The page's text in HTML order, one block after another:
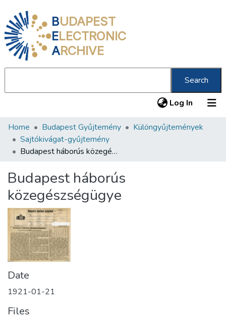
BUDAPEST
ELECTRONIC
ARCHIVE
Search
Log In (current)
Communities & Collections
All of DSpace
About us
Home Budapest Gyűjtemény
Különgyűjtemények
Sajtókivágat-gyűjtemény
Budapest háborús közegészségügye
Budapest háborús
közegészségügye
Date
1921-01-21
Files